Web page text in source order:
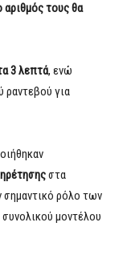
τους θα
3 λεπτά, ενώ
ραντεβού για
στα
σημαντικό ρόλο των
μοντέλου